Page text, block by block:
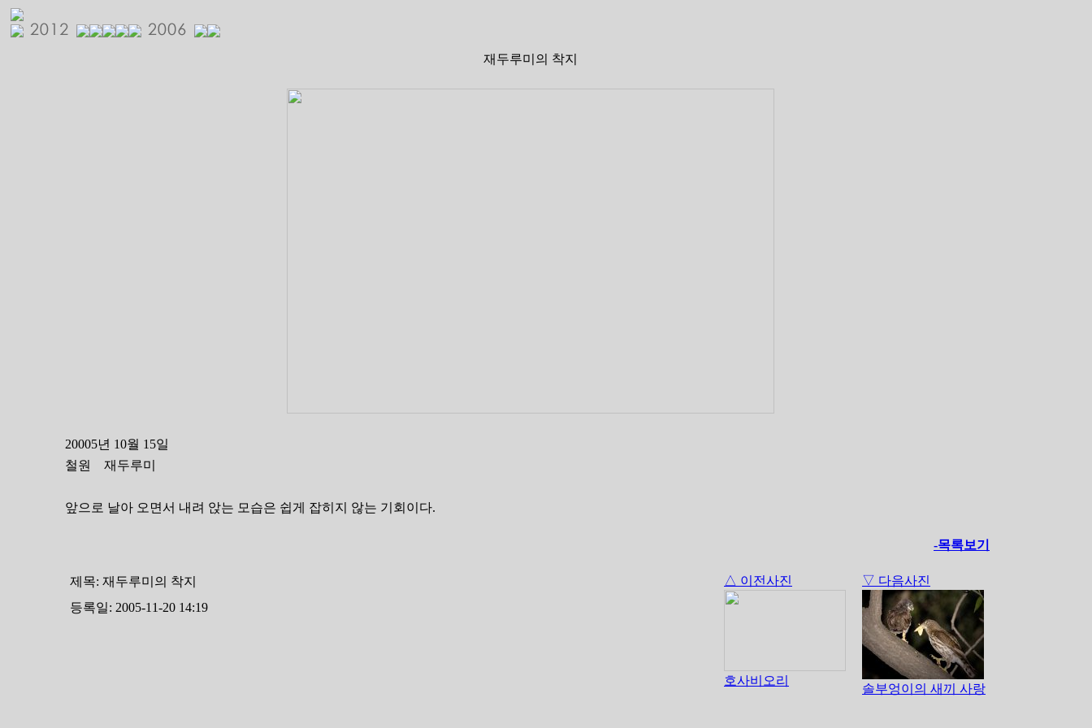
재두루미의 착지
20005년 10월 15일
철원 재두루미
앞으로 날아 오면서 내려 앉는 모습은 쉽게 잡히지 않는 기회이다.
-목록보기
제목: 재두루미의 착지
등록일: 2005-11-20 14:19
△ 이전사진
호사비오리
▽ 다음사진
솔부엉이의 새끼 사랑